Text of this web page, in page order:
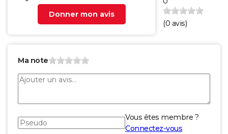
Donner mon avis
(0 avis)
Ma note
Vous êtes membre ?
Connectez-vous